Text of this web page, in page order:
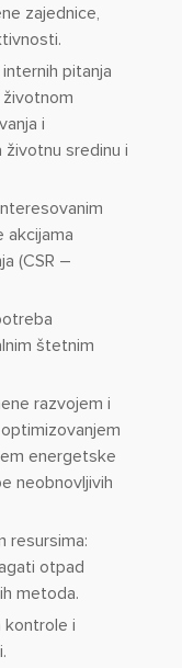
zajednice,
pitanja
životnom
i
životnu sredinu i
akcijama
(CSR –
štetnim
razvojem i
energetske
neobnovljivih
resursima:
otpad
metoda.
kontrole i